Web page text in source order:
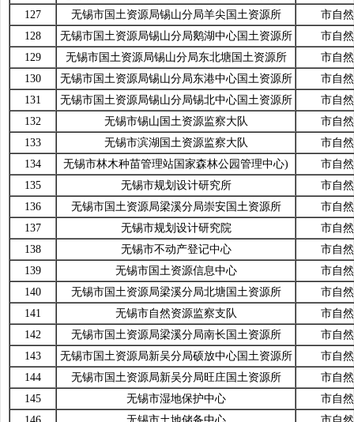
127
无锡市国土资源局锡山分局羊尖国土资源所
市自
128
无锡市国土资源局锡山分局鹅湖中心国土资源所
市自
129
无锡市国土资源局锡山分局东北塘国土资源所
市自
130
无锡市国土资源局锡山分局东港中心国土资源所
市自
131
无锡市国土资源局锡山分局锡北中心国土资源所
市自
132
无锡市锡山国土资源监察大队
市自
133
无锡市滨湖国土资源监察大队
市自
134
无锡市林木种苗管理站国家森林公园管理中心)
市自
135
无锡市规划设计研究所
市自
136
无锡市国土资源局梁溪分局崇安国土资源所
市自
137
无锡市规划设计研究院
市自
138
无锡市不动产登记中心
市自
139
无锡市国土资源信息中心
市自
140
无锡市国土资源局梁溪分局北塘国土资源所
市自
141
无锡市自然资源监察支队
市自
142
无锡市国土资源局梁溪分局南长国土资源所
市自
143
无锡市国土资源局新吴分局硕放中心国土资源所
市自
144
无锡市国土资源局新吴分局旺庄国土资源所
市自
145
无锡市湿地保护中心
市自